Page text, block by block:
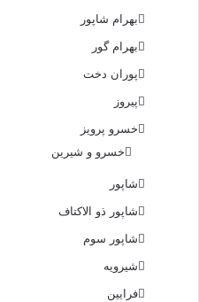
بهرام شاپور
بهرام گور
پوران دخت
پیروز
خسرو پرویز
خسرو و شیرین
شاپور
شاپور ذو الاکتاف
شاپور سوم‏
شیرویه
فرایین